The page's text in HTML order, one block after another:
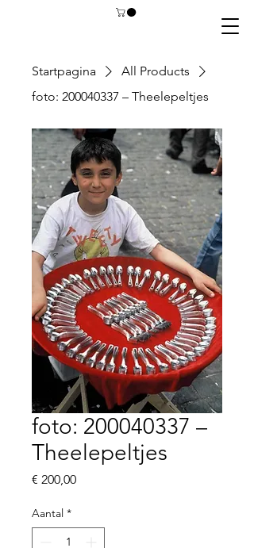
Startpagina
All Products
foto: 200040337 – Theelepeltjes
foto: 200040337 –
Theelepeltjes
€ 200,00Prijs
Aantal *